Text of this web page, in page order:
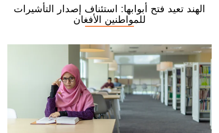
الهند تعيد فتح أبوابها: استئناف إصدار التأشيرات
للمواطنين الأفغان